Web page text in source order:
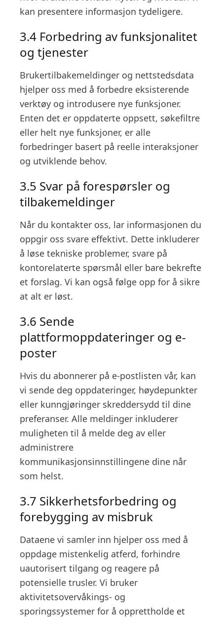
kan presentere informasjon tydeligere.
3.4 Forbedring av funksjonalitet
og tjenester
Brukertilbakemeldinger og nettstedsdata
hjelper oss med å forbedre eksisterende
verktøy og introdusere nye funksjoner.
Enten det er oppdaterte oppsett, søkefiltre
eller helt nye funksjoner, er alle
forbedringer basert på reelle interaksjoner
og utviklende behov.
3.5 Svar på forespørsler og
tilbakemeldinger
Når du kontakter oss, lar informasjonen du
oppgir oss svare effektivt. Dette inkluderer
å løse tekniske problemer, svare på
kontorelaterte spørsmål eller bare bekrefte
et forslag. Vi kan også følge opp for å sikre
at alt er løst.
3.6 Sende
plattformoppdateringer og e-
poster
Hvis du abonnerer på e-postlisten vår, kan
vi sende deg oppdateringer, høydepunkter
eller kunngjøringer skreddersydd til dine
preferanser. Alle meldinger inkluderer
muligheten til å melde deg av eller
administrere
kommunikasjonsinnstillingene dine når
som helst.
3.7 Sikkerhetsforbedring og
forebygging av misbruk
Dataene vi samler inn hjelper oss med å
oppdage mistenkelig atferd, forhindre
uautorisert tilgang og reagere på
potensielle trusler. Vi bruker
aktivitetsovervåkings- og
sporingssystemer for å opprettholde et